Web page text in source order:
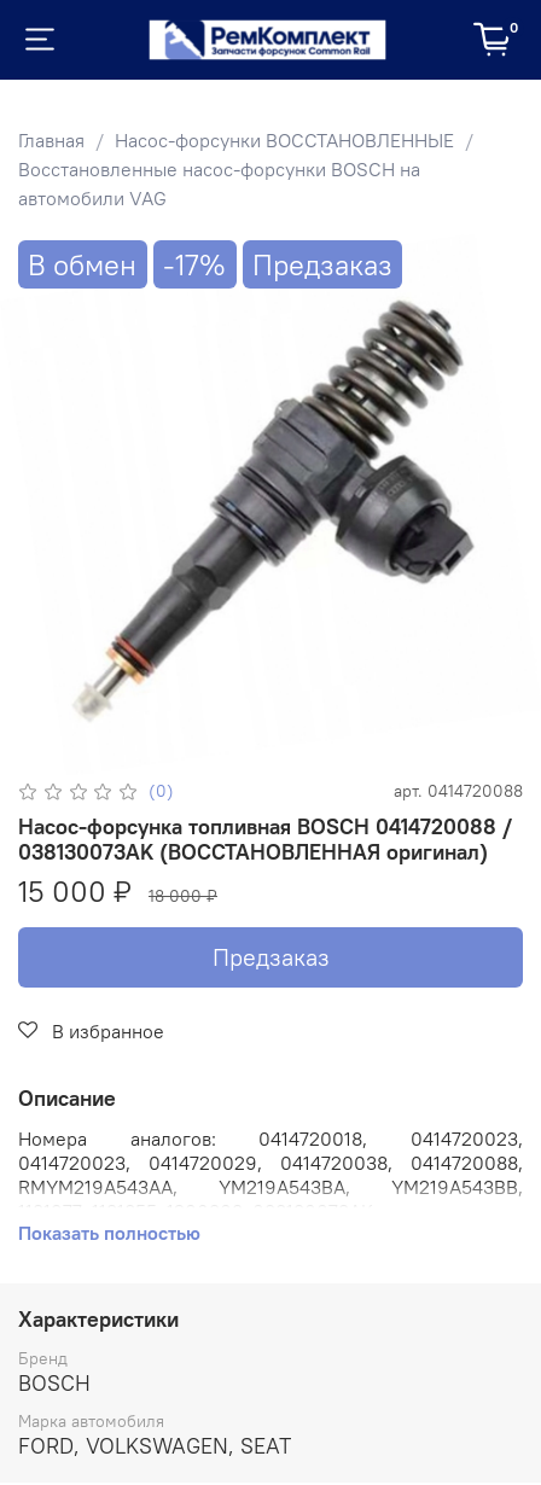
0
Главная
Насос-форсунки ВОССТАНОВЛЕННЫЕ
Восстановленные насос-форсунки BOSCH на
автомобили VAG
В обмен -17% Предзаказ
(0) арт. 0414720088
Насос-форсунка топливная BOSCH 0414720088 /
038130073AK (ВОССТАНОВЛЕННАЯ оригинал)
15 000 ₽ 18 000 ₽
Предзаказ
В избранное
Описание
Номера аналогов: 0414720018, 0414720023,
0414720023, 0414720029, 0414720038, 0414720088,
RMYM219A543AA, YM219A543BA, YM219A543BB,
Применяется на автомобилях: Ford Galaxy // Seat
Alhambra // Volkswagen Sharan
1.9 TDI.
Состояние: Восстановленная. В форсунке установлен
Показать полностью
Характеристики
Бренд
BOSCH
Марка автомобиля
FORD, VOLKSWAGEN, SEAT